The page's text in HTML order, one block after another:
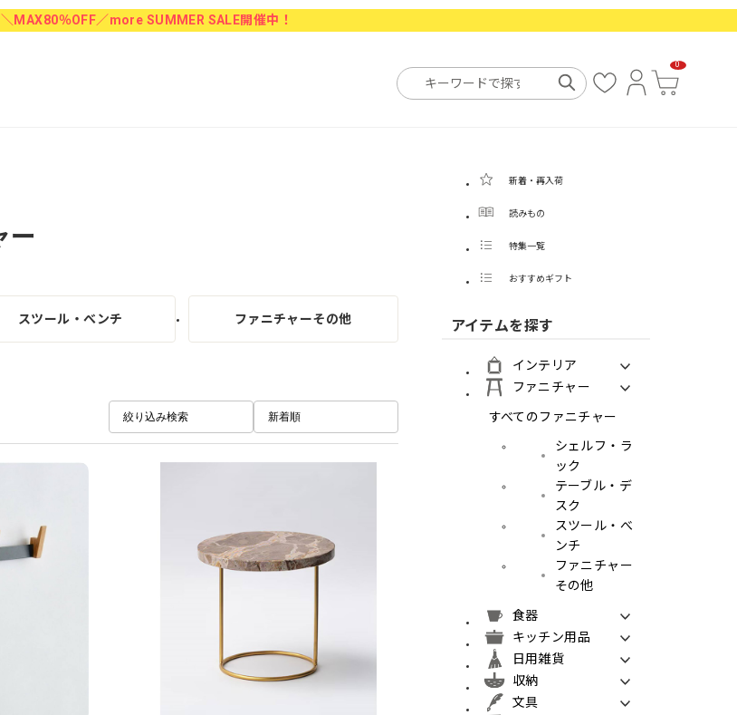
＼MAX80％OFF／more SUMMER SALE開催中！
0
ー
スツール・べンチ ファニチャーその他
絞り込み検索 新着順
新着・再入荷
読みもの
特集一覧
おすすめギフト
アイテムを探す
インテリア
ファニチャー
すべてのファニチャー
シェルフ・ラ
ック
テーブル・デ
スク
スツール・べ
ンチ
ファニチャー
その他
食器
キッチン用品
日用雑貨
収納
文具